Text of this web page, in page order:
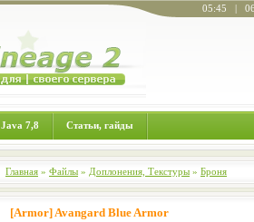
05:45 |
Java 7,8 Статьи, гайды
Главная » Файлы » Доплонения, Текстуры » Броня
[Armor] Avangard Blue Armor